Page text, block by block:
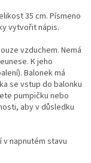
35 cm. Písmeno
vytvořit nápis.
vzduchem. Nemá
K jeho
Balonek má
se vstup do balonku
pumpičku nebo
aby v důsledku
napnutém stavu